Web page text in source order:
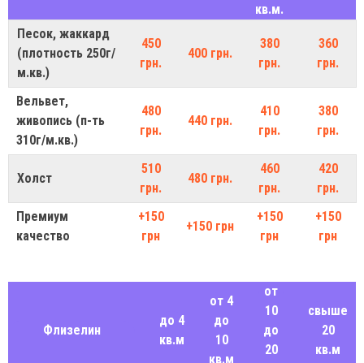
кв.м.
Песок, жаккард
(плотность 250г/
м.кв.)
450
грн.
400 грн.
380
грн.
360
грн.
Вельвет,
живопись (п-ть
310г/м.кв.)
480
грн.
440 грн.
410
грн.
380
грн.
Холст
510
грн.
480 грн.
460
грн.
420
грн.
Премиум
качество
+150
грн
+150 грн
+150
грн
+150
грн
Флизелин
до 4
кв.м
от 4
до
10
кв.м
от
10
до
20
свыше
20
кв.м